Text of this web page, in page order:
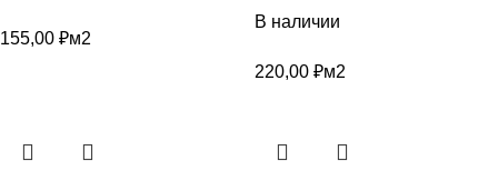
155,00 ₽м2
В наличии
220,00 ₽м2